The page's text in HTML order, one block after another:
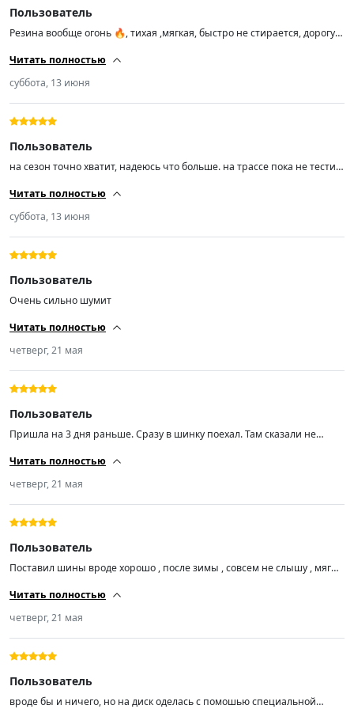
Пользователь
Резина вообще огонь 🔥, тихая ,мягкая, быстро не стирается, дорогу
пять. 👌 однозначно рекомендую продавца и продукцию, цена
отличная берите не пожалеете 👍
Читать полностью
суббота, 13 июня
Пользователь
на сезон точно хватит, надеюсь что больше. на трассе пока не тестил,
отбаллансировалась на раз. доставка раньше времени, гораздо
раньше. вообщем я доволен, всем большое спасибо.
Читать полностью
суббота, 13 июня
Пользователь
Очень сильно шумит
Читать полностью
четверг, 21 мая
Пользователь
Пришла на 3 дня раньше. Сразу в шинку поехал. Там сказали не
шумная. Время и километры покажут на сколько норм резина.
Читать полностью
четверг, 21 мая
Пользователь
Поставил шины вроде хорошо , после зимы , совсем не слышу , мягче
переплачиваем . Допустим тот же мешлен и т. п. По ходу все в китае
эти же сроки в основном).
Читать полностью
четверг, 21 мая
Пользователь
вроде бы и ничего, но на диск оделась с помошью специальной